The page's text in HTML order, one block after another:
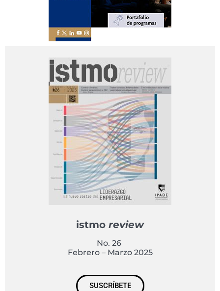
istmo review
No. 26
Febrero – Marzo 2025
SUSCRÍBETE